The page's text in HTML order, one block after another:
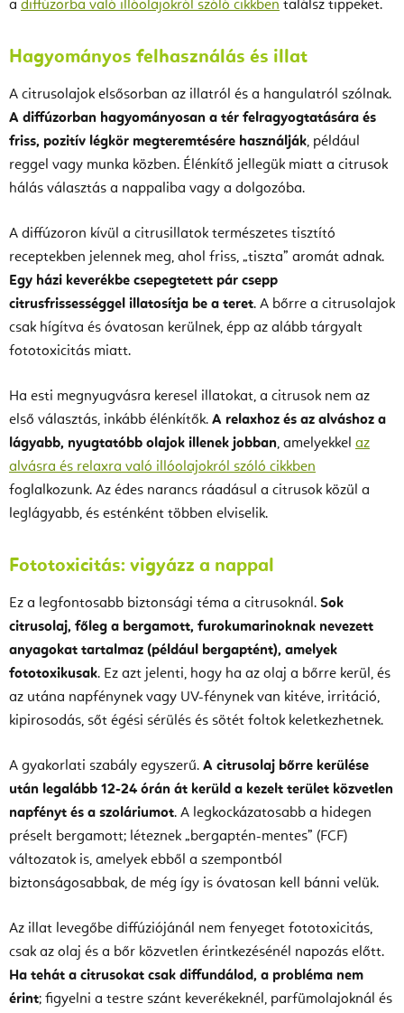
a diffúzorba való illóolajokról szóló cikkben találsz tippeket.
Hagyományos felhasználás és illat
A citrusolajok elsősorban az illatról és a hangulatról szólnak.
A diffúzorban hagyományosan a tér felragyogtatására és
friss, pozitív légkör megteremtésére használják, például
reggel vagy munka közben. Élénkítő jellegük miatt a citrusok
hálás választás a nappaliba vagy a dolgozóba.
A diffúzoron kívül a citrusillatok természetes tisztító
receptekben jelennek meg, ahol friss, „tiszta” aromát adnak.
Egy házi keverékbe csepegtetett pár csepp
citrusfrissességgel illatosítja be a teret. A bőrre a citrusolajok
csak hígítva és óvatosan kerülnek, épp az alább tárgyalt
fototoxicitás miatt.
Ha esti megnyugvásra keresel illatokat, a citrusok nem az
első választás, inkább élénkítők. A relaxhoz és az alváshoz a
lágyabb, nyugtatóbb olajok illenek jobban, amelyekkel az
alvásra és relaxra való illóolajokról szóló cikkben
foglalkozunk. Az édes narancs ráadásul a citrusok közül a
leglágyabb, és esténként többen elviselik.
Fototoxicitás: vigyázz a nappal
Ez a legfontosabb biztonsági téma a citrusoknál. Sok
citrusolaj, főleg a bergamott, furokumarinoknak nevezett
anyagokat tartalmaz (például bergaptént), amelyek
fototoxikusak. Ez azt jelenti, hogy ha az olaj a bőrre kerül, és
az utána napfénynek vagy UV-fénynek van kitéve, irritáció,
kipirosodás, sőt égési sérülés és sötét foltok keletkezhetnek.
A gyakorlati szabály egyszerű. A citrusolaj bőrre kerülése
után legalább 12-24 órán át kerüld a kezelt terület közvetlen
napfényt és a szoláriumot. A legkockázatosabb a hidegen
préselt bergamott; léteznek „bergaptén-mentes” (FCF)
változatok is, amelyek ebből a szempontból
biztonságosabbak, de még így is óvatosan kell bánni velük.
Az illat levegőbe diffúziójánál nem fenyeget fototoxicitás,
csak az olaj és a bőr közvetlen érintkezésénél napozás előtt.
Ha tehát a citrusokat csak diffundálod, a probléma nem
érint; figyelni a testre szánt keverékeknél, parfümolajoknál és